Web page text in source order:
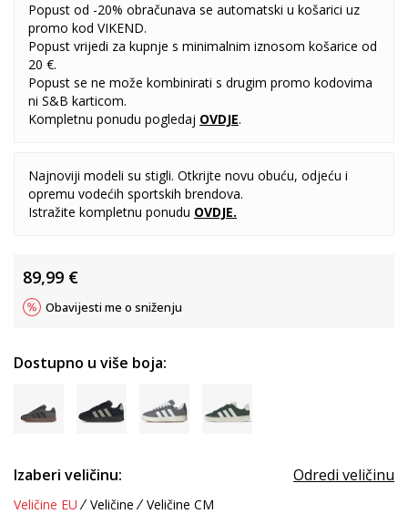
Popust od -20% obračunava se automatski u košarici uz
promo kod VIKEND.
Popust vrijedi za kupnje s minimalnim iznosom košarice od
20 €.
Popust se ne može kombinirati s drugim promo kodovima
ni S&B karticom.
Kompletnu ponudu pogledaj OVDJE.
Najnoviji modeli su stigli. Otkrijte novu obuću, odjeću i
opremu vodećih sportskih brendova.
Istražite kompletnu ponudu OVDJE.
89,99 €
Obavijesti me o sniženju
Dostupno u više boja:
Izaberi veličinu: Odredi veličinu
Veličine EU Veličine Veličine CM